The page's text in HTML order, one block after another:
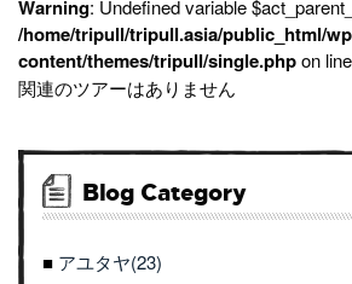
Warning: Undefined variable
/home/tripull/tripull.asia/public_html/
content/themes/tripull/single.phpon line
関連のツアーはありません
Blog Category
アユタヤ(23)